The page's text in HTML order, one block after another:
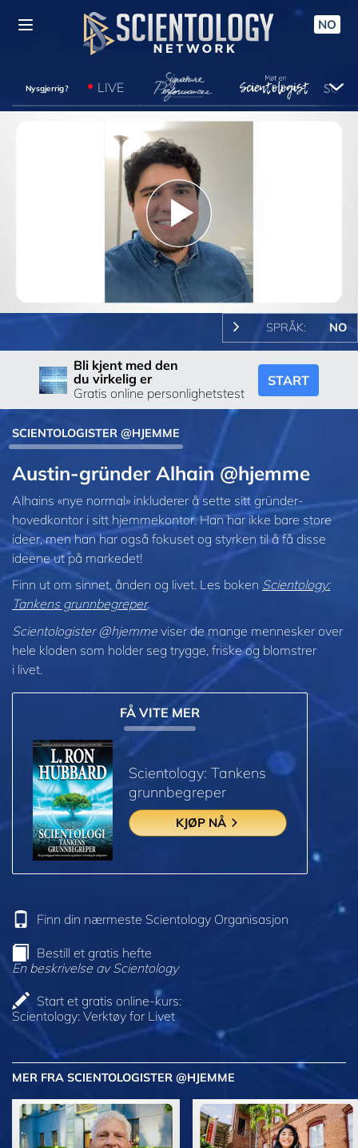
NO
Nysgjerrig? LIVE
Play
Video
SPRÅK: NO
Bli kjent med den
du virkelig er
Gratis online personlighetstest
START
SCIENTOLOGISTER @HJEMME
Austin-gründer Alhain @hjemme
Alhains «nye normal» inkluderer å sette sitt gründer-
hovedkontor i sitt hjemmekontor. Han har ikke bare store
ideer, men han har også fokuset og styrken til å få disse
ideene ut på markedet!
Finn ut om sinnet, ånden og livet. Les boken Scientology:
Tankens grunnbegreper.
Scientologister @hjemme viser de mange mennesker over
hele kloden som holder seg trygge, friske og blomstrer
i livet.
FÅ VITE MER
Scientology: Tankens
grunnbegreper
KJØP NÅ
Finn din nærmeste Scientology Organisasjon
Bestill et gratis hefte
En beskrivelse av Scientology
Start et gratis online-kurs:
Scientology: Verktøy for Livet
MER FRA SCIENTOLOGISTER @HJEMME